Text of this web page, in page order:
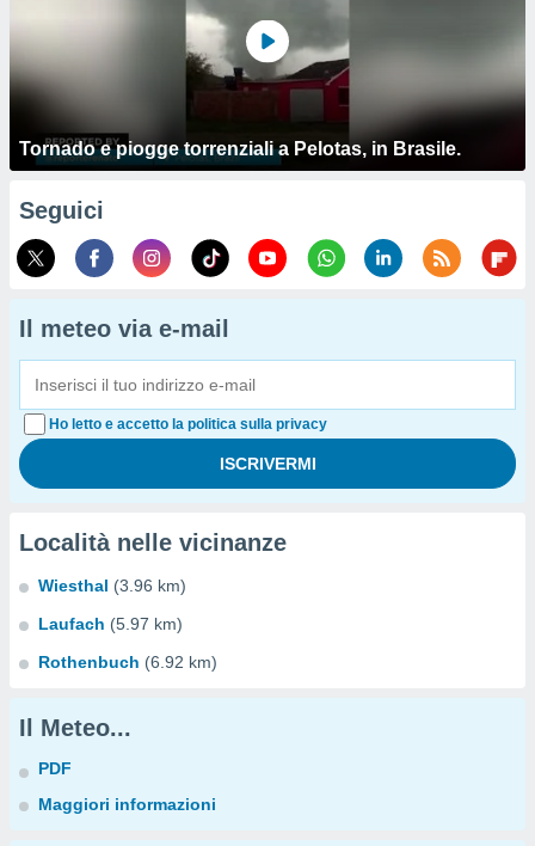
Tornado e piogge torrenziali a Pelotas, in Brasile.
Seguici
Il meteo via e-mail
Ho letto e accetto la politica sulla privacy
Località nelle vicinanze
Wiesthal (3.96 km)
Laufach (5.97 km)
Rothenbuch (6.92 km)
Il Meteo...
PDF
Maggiori informazioni